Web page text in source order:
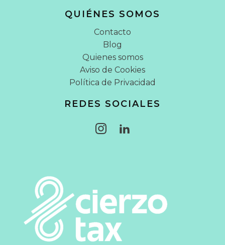
QUIÉNES SOMOS
Contacto
Blog
Quienes somos
Aviso de Cookies
Política de Privacidad
REDES SOCIALES